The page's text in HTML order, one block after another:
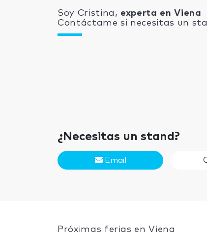
Soy Cristina, experta en Viena
Contáctame si necesitas un
¿Necesitas un stand?
Email
Próximas ferias en Viena